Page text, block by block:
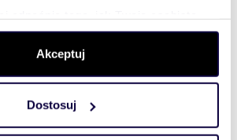
oraz ustaw własne preferencje w
. W Deklaracji plików cookie możesz
swoją zgodę w dowolnej chwili.
cookie do spersonalizowania treści
funkcje społecznościowe i
Akceptuj
Dostosuj
overlook the green Old Town
the picturesque City Moat.
the Opera, and the Market
minutes' walk).
Direct access to the park right